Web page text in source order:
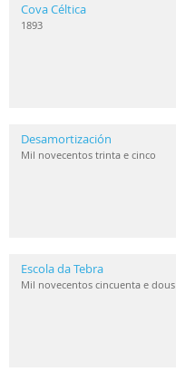
Cova Céltica
1893
Desamortización
Mil novecentos trinta e cinco
Escola da Tebra
Mil novecentos cincuenta e dous